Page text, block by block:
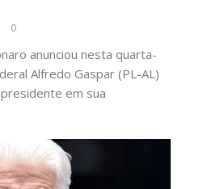
0
anunciou nesta quarta-
Alfredo Gaspar (PL-AL)
em sua